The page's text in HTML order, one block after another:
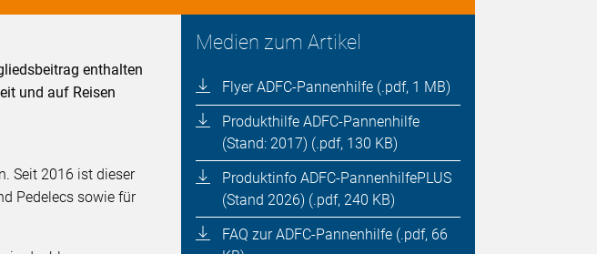
Medien zum Artikel
Flyer ADFC-Pannenhilfe (.pdf, 1 MB)
Produkthilfe ADFC-Pannenhilfe
(Stand: 2017) (.pdf, 130 KB)
Produktinfo ADFC-PannenhilfePLUS
(Stand 2026) (.pdf, 240 KB)
FAQ zur ADFC-Pannenhilfe (.pdf, 66
enthalten
und auf Reisen
Seit 2016 ist dieser
Pedelecs sowie für